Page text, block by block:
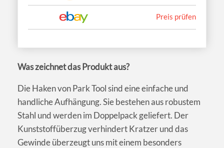
Preis prüfen
Was zeichnet das Produkt aus?
Die Haken von Park Tool sind eine einfache und
handliche Aufhängung. Sie bestehen aus robustem
Stahl und werden im Doppelpack geliefert. Der
Kunststoffüberzug verhindert Kratzer und das
Gewinde überzeugt uns mit einem besonders